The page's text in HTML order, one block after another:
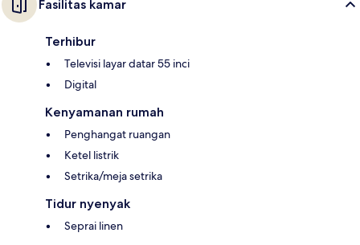
Fasilitas kamar
Terhibur
Televisi layar datar 55 inci
Digital
Kenyamanan rumah
Penghangat ruangan
Ketel listrik
Setrika/meja setrika
Tidur nyenyak
Seprai linen